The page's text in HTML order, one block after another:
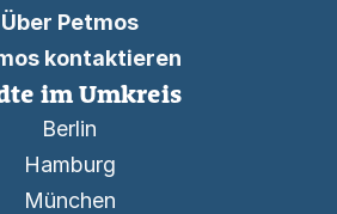
Über Petmos
kontaktieren
im Umkreis
Berlin
Hamburg
München